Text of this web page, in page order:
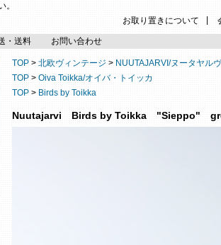
。
お取り置きについて
・送料 お問い合わせ
TOP > 北欧ヴィンテージ > NUUTAJARVI/ヌータヤル
TOP > Oiva Toikka/オイバ・トイッカ
TOP > Birds by Toikka
Nuutajarvi Birds by Toikka "Sieppo"